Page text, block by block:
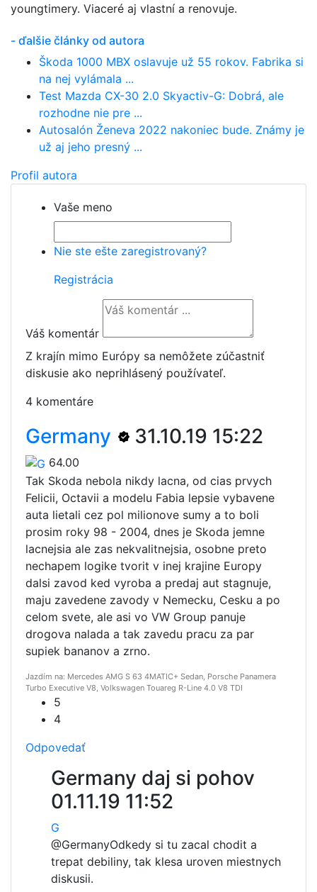
youngtimery. Viaceré aj vlastní a renovuje.
- ďalšie články od autora
Škoda 1000 MBX oslavuje už 55 rokov. Fabrika si
na nej vylámala ...
Test Mazda CX-30 2.0 Skyactiv-G: Dobrá, ale
rozhodne nie pre ...
Autosalón Ženeva 2022 nakoniec bude. Známy je
už aj jeho presný ...
Profil autora
Vaše meno
Nie ste ešte zaregistrovaný?
Registrácia
Váš komentár
Z krajín mimo Európy sa nemôžete zúčastniť
diskusie ako neprihlásený používateľ.
4 komentáre
Germany 31.10.19 15:22
64.00
Tak Skoda nebola nikdy lacna, od cias prvych
Felicii, Octavii a modelu Fabia lepsie vybavene
auta lietali cez pol milionove sumy a to boli
prosim roky 98 - 2004, dnes je Skoda jemne
lacnejsia ale zas nekvalitnejsia, osobne preto
nechapem logike tvorit v inej krajine Europy
dalsi zavod ked vyroba a predaj aut stagnuje,
maju zavedene zavody v Nemecku, Cesku a po
celom svete, ale asi vo VW Group panuje
drogova nalada a tak zavedu pracu za par
supiek bananov a zrno.
Jazdím na: Mercedes AMG S 63 4MATIC+ Sedan, Porsche Panamera
Turbo Executive V8, Volkswagen Touareg R-Line 4.0 V8 TDI
5
4
Odpovedať
Germany daj si pohov
01.11.19 11:52
G
@GermanyOdkedy si tu zacal chodit a
trepat debiliny, tak klesa uroven miestnych
diskusii.